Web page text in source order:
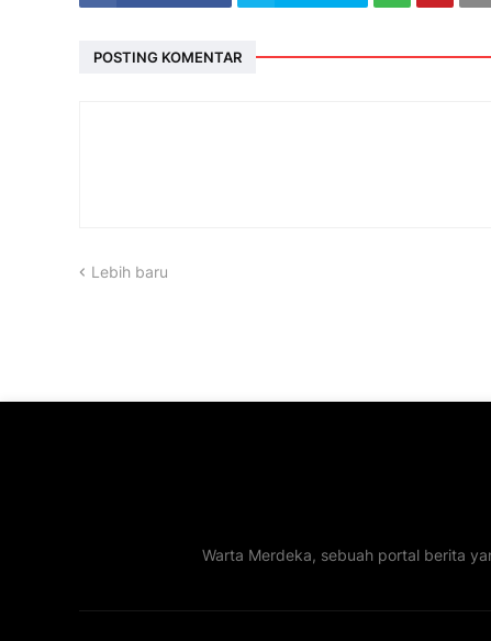
POSTING KOMENTAR
Lebih baru
Warta Merdeka, sebuah portal berita